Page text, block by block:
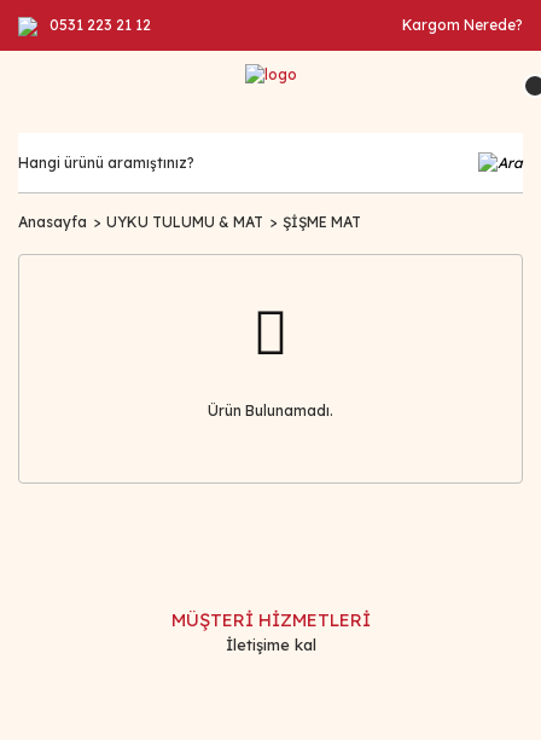
0531 223 21 12 Kargom Nerede?
Anasayfa UYKU TULUMU & MAT ŞİŞME MAT
Ürün Bulunamadı.
MÜŞTERİ HİZMETLERİ
İletişime kal